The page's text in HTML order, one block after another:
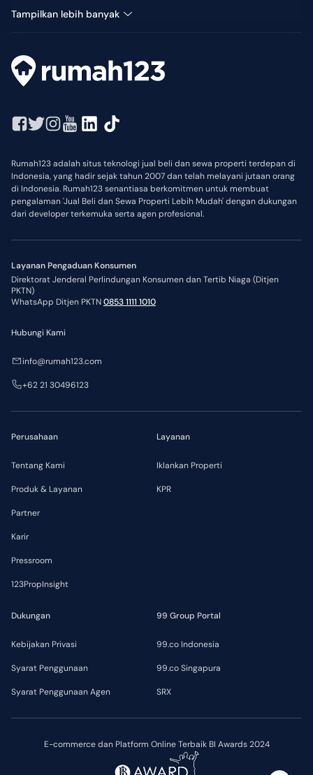
Tampilkan lebih banyak
Rumah123 adalah situs teknologi jual beli dan sewa properti terdepan di
Indonesia, yang hadir sejak tahun 2007 dan telah melayani jutaan orang
di Indonesia. Rumah123 senantiasa berkomitmen untuk membuat
pengalaman 'Jual Beli dan Sewa Properti Lebih Mudah' dengan dukungan
dari developer terkemuka serta agen profesional.
Layanan Pengaduan Konsumen
Direktorat Jenderal Perlindungan Konsumen dan Tertib Niaga (Ditjen
PKTN)
WhatsApp Ditjen PKTN0853 1111 1010
E-commerce dan Platform Online Terbaik BI Awards 2024
Perusahaan
Tentang Kami
Produk & Layanan
Partner
Karir
Pressroom
123PropInsight
Layanan
Iklankan Properti
KPR
Dukungan
Kebijakan Privasi
Syarat Penggunaan
Syarat Penggunaan Agen
99 Group Portal
99.co Indonesia
99.co Singapura
SRX
Hubungi Kami
info@rumah123.com
+62 21 30496123